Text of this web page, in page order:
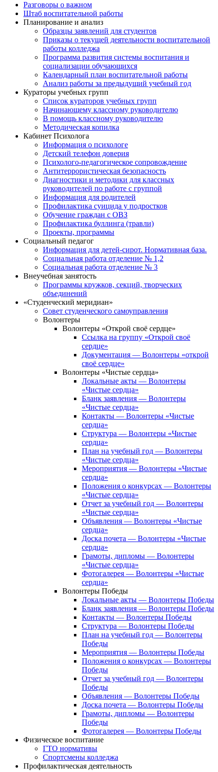
Разговоры о важном
Штаб воспитательной работы
Планирование и анализ
Образцы заявлений для студентов
Приказы о текущей деятельности воспитательной
работы колледжа
Программа развития системы воспитания и
социализации обучающихся
Календарный план воспитательной работы
Анализ работы за предыдущий учебный год
Кураторы учебных групп
Список кураторов учебных групп
Начинающему классному руководителю
В помощь классному руководителю
Методическая копилка
Кабинет Психолога
Информация о психологе
Детский телефон доверия
Психолого-педагогическое сопровождение
Антитеррористическая безопасность
Диагностики и методики для классных
руководителей по работе с группой
Информация для родителей
Профилактика суицида у подростков
Обучение граждан с ОВЗ
Профилактика буллинга (травли)
Проекты, программы
Социальный педагог
Информация для детей-сирот. Нормативная база.
Социальная работа отделение № 1,2
Социальная работа отделение № 3
Внеучебная занятость
Программы кружков, секций, творческих
объединений
«Студенческий меридиан»
Совет студенческого самоуправления
Волонтеры
Волонтеры «Открой своё сердце»
Ссылка на группу «Открой своё
сердце»
Документация — Волонтеры «открой
своё сердце»
Волонтеры «Чистые сердца»
Локальные акты — Волонтеры
«Чистые сердца»
Бланк заявления — Волонтеры
«Чистые сердца»
Контакты — Волонтеры «Чистые
сердца»
Структура — Волонтеры «Чистые
сердца»
План на учебный год — Волонтеры
«Чистые сердца»
Мероприятия — Волонтеры «Чистые
сердца»
Положения о конкурсах — Волонтеры
«Чистые сердца»
Отчет за учебный год — Волонтеры
«Чистые сердца»
Объявления — Волонтеры «Чистые
сердца»
Доска почета — Волонтеры «Чистые
сердца»
Грамоты, дипломы — Волонтеры
«Чистые сердца»
Фотогалерея — Волонтеры «Чистые
сердца»
Волонтеры Победы
Локальные акты — Волонтеры Победы
Бланк заявления — Волонтеры Победы
Контакты — Волонтеры Победы
Структура — Волонтеры Победы
План на учебный год — Волонтеры
Победы
Мероприятия — Волонтеры Победы
Положения о конкурсах — Волонтеры
Победы
Отчет за учебный год — Волонтеры
Победы
Объявления — Волонтеры Победы
Доска почета — Волонтеры Победы
Грамоты, дипломы — Волонтеры
Победы
Фотогалерея — Волонтеры Победы
Физическое воспитание
ГТО нормативы
Спортсмены колледжа
Профилактическая деятельность